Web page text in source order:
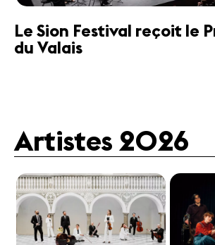
Le Sion Festival reçoit le
du Valais
Artistes 2026